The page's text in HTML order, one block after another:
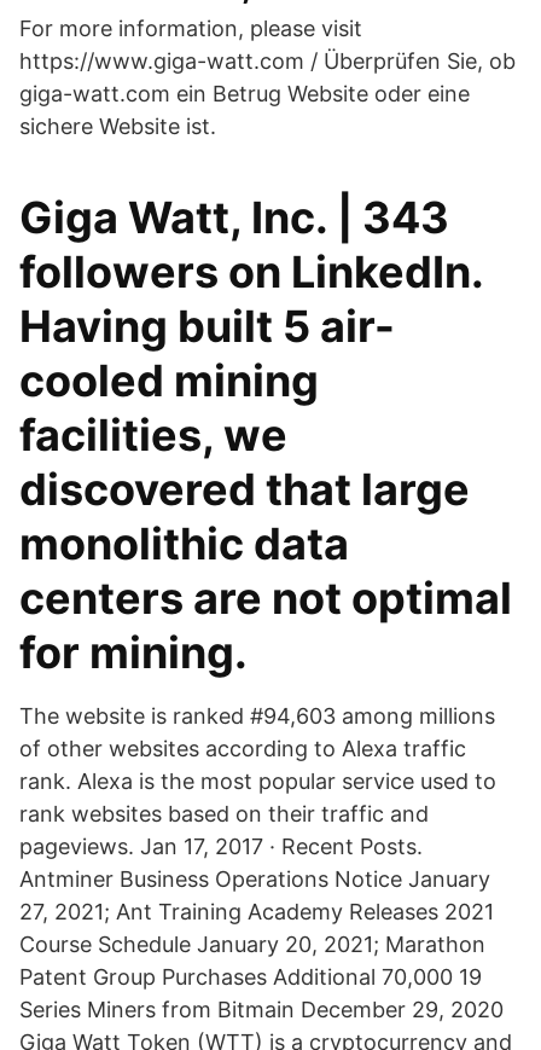
For more information, please visit
https://www.giga-watt.com / Überprüfen Sie, ob
giga-watt.com ein Betrug Website oder eine
sichere Website ist.
Giga Watt, Inc. | 343
followers on LinkedIn.
Having built 5 air-
cooled mining
facilities, we
discovered that large
monolithic data
centers are not optimal
for mining.
The website is ranked #94,603 among millions
of other websites according to Alexa traffic
rank. Alexa is the most popular service used to
rank websites based on their traffic and
pageviews. Jan 17, 2017 · Recent Posts.
Antminer Business Operations Notice January
27, 2021; Ant Training Academy Releases 2021
Course Schedule January 20, 2021; Marathon
Patent Group Purchases Additional 70,000 19
Series Miners from Bitmain December 29, 2020
Giga Watt Token (WTT) is a cryptocurrency and